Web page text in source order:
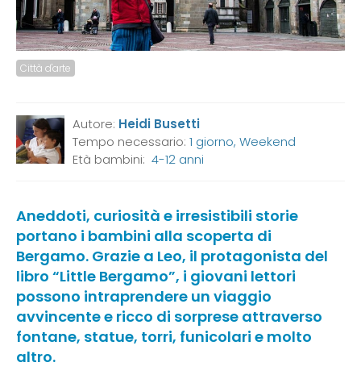
Città d'arte
Autore: Heidi Busetti
Tempo necessario: 1 giorno, Weekend
Età bambini: 4-12 anni
Aneddoti, curiosità e irresistibili storie
portano i bambini alla scoperta di
Bergamo. Grazie a Leo, il protagonista del
libro “Little Bergamo”, i giovani lettori
possono intraprendere un viaggio
avvincente e ricco di sorprese attraverso
fontane, statue, torri, funicolari e molto
altro.